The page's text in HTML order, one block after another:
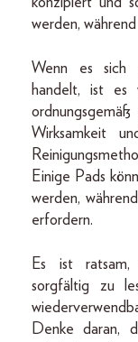
werden,
Wenn es sich
handelt, ist es
Wirksamkeit
Einige Pads
werden,
erfordern.
Es ist ratsam,
sorgfältig zu
Denke daran,